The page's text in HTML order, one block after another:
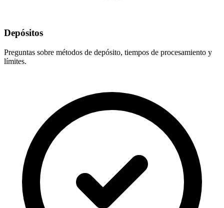
Depósitos
Preguntas sobre métodos de depósito, tiempos de procesamiento y
límites.